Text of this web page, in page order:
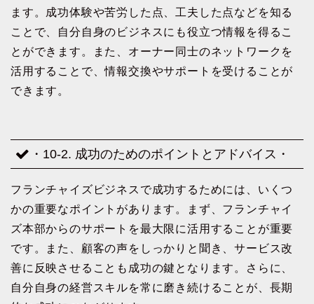
ます。成功体験や苦労した点、工夫した点などを知る
ことで、自分自身のビジネスにも役立つ情報を得るこ
とができます。また、オーナー同士のネットワークを
活用することで、情報交換やサポートを受けることが
できます。
・10-2. 成功のためのポイントとアドバイス・
フランチャイズビジネスで成功するためには、いくつ
かの重要なポイントがあります。まず、フランチャイ
ズ本部からのサポートを最大限に活用することが重要
です。また、顧客の声をしっかりと聞き、サービス改
善に反映させることも成功の鍵となります。さらに、
自分自身の経営スキルを常に磨き続けることが、長期